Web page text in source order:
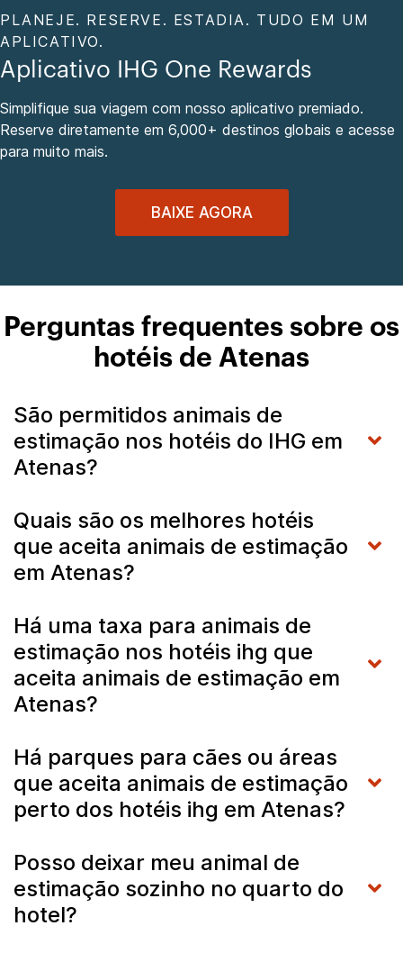
PLANEJE. RESERVE. ESTADIA. TUDO EM UM
APLICATIVO.
Aplicativo IHG One Rewards
Simplifique sua viagem com nosso aplicativo premiado.
Reserve diretamente em 6,000+ destinos globais e acesse
para muito mais.
BAIXE AGORA
Perguntas frequentes sobre os
hotéis de Atenas
São permitidos animais de
estimação nos hotéis do IHG em
Atenas?
Quais são os melhores hotéis
que aceita animais de estimação
em Atenas?
Há uma taxa para animais de
estimação nos hotéis ihg que
aceita animais de estimação em
Atenas?
Há parques para cães ou áreas
que aceita animais de estimação
perto dos hotéis ihg em Atenas?
Posso deixar meu animal de
estimação sozinho no quarto do
hotel?